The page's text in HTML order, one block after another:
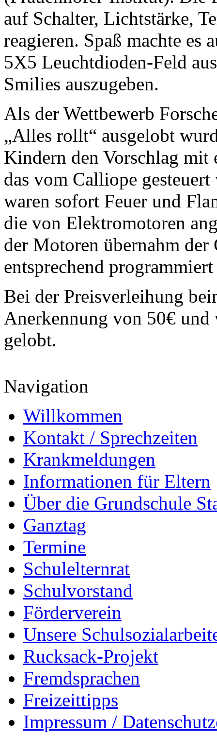
auf Schalter, Lichtstärke,
reagieren. Spaß machte es
5X5 Leuchtdioden-Feld
Smilies auszugeben.
Als der Wettbewerb
„Alles rollt“ ausgelobt
Kindern den Vorschlag mit
das vom Calliope
waren sofort Feuer und
die von Elektromotoren
der Motoren übernahm
entsprechend
Bei der Preisverleihung
Anerkennung von 50€ und
gelobt.
Navigation
Willkommen
Kontakt / Sprechzeiten
Krankmeldungen
Informationen für Eltern
Über die Grundschule
Ganztag
Termine
Schulelternrat
Schulvorstand
Förderverein
Unsere
Rucksack-Projekt
Fremdsprachen
Freizeittipps
Impressum /